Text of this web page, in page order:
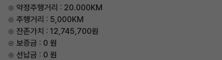
⊙ 약정주행거리 : 20.000KM
⊙ 주행거리 : 5,000KM
⊙ 잔존가치 : 12,745,700원
⊙ 보증금 : 0 원
⊙ 선납금 : 0 원